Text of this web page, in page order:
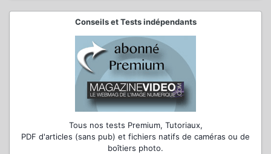
Conseils et Tests indépendants
Tous nos tests Premium, Tutoriaux,
PDF d'articles (sans pub) et fichiers natifs de caméras ou de
boîtiers photo.